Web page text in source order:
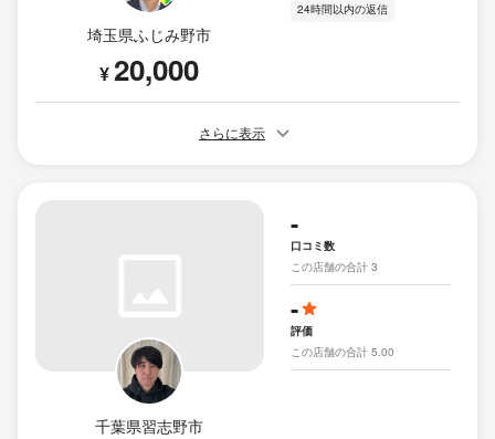
埼玉県ふじみ野市
¥20,000
24時間以内の返信
さらに表示
千葉県習志野市
-
口コミ数
この店舗の合計 3
-
評価
この店舗の合計 5.00